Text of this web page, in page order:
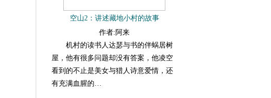
空山2：讲述藏地小村的故事
作者:阿来
机村的读书人达瑟与书的伴蜗居树
屋，他有很多问题却没有答案，他凌空
看到的不止是美女与猎人诗意爱情，还
有充满血腥的…